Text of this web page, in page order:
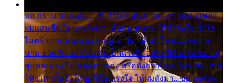
ขอ กราบ ขอบคุณ.... ที่ได้รับไออุ่น การุณ จากแฟน เพลง
ผมแสนชื่นใจ หายวังเวง เมื่อแฟนเพลง ให้กำลังใจ น้ำใจ
ไมตรี จากแฟนเพลง ทุกทุกที่ ปราณีหลั่งไหล ผมขอฝาก
นาม ยอดรักเอาไว้ โปรดเป็นแรงใจ อย่างนี้เรื่อยไป ขอ อยู่
คู่แฟนเพลง ไม่เคยคิดว่าเก่ง หรือดังกว่าใคร..ใคร พระคุณ
ผู้ฟัง เท่านั้นยิ่งใหญ่ ที่เป็นแรงใจ ให้ผมดังมา.. ขอ องค์เท